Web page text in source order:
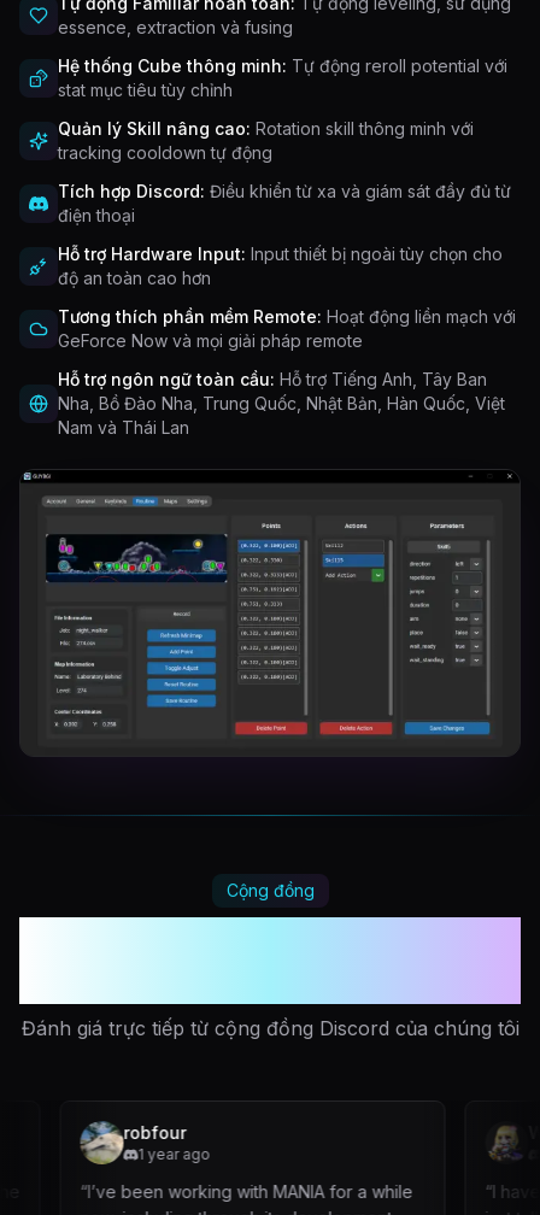
essence, extraction và fusing
Hệ thống Cube thông minh: Tự động reroll potential với
stat mục tiêu tùy chỉnh
Quản lý Skill nâng cao: Rotation skill thông minh với
tracking cooldown tự động
Tích hợp Discord: Điều khiển từ xa và giám sát đầy đủ từ
điện thoại
Hỗ trợ Hardware Input: Input thiết bị ngoài tùy chọn cho
độ an toàn cao hơn
Tương thích phần mềm Remote: Hoạt động liền mạch với
GeForce Now và mọi giải pháp remote
Hỗ trợ ngôn ngữ toàn cầu: Hỗ trợ Tiếng Anh, Tây Ban
Nha, Bồ Đào Nha, Trung Quốc, Nhật Bản, Hàn Quốc, Việt
Nam và Thái Lan
Cộng đồng
Đánh giá trực tiếp từ cộng đồng Discord của chúng tôi
robfour
1 year ago
I’ve been working with MANIA for a while
1 year ago
“I have NOT